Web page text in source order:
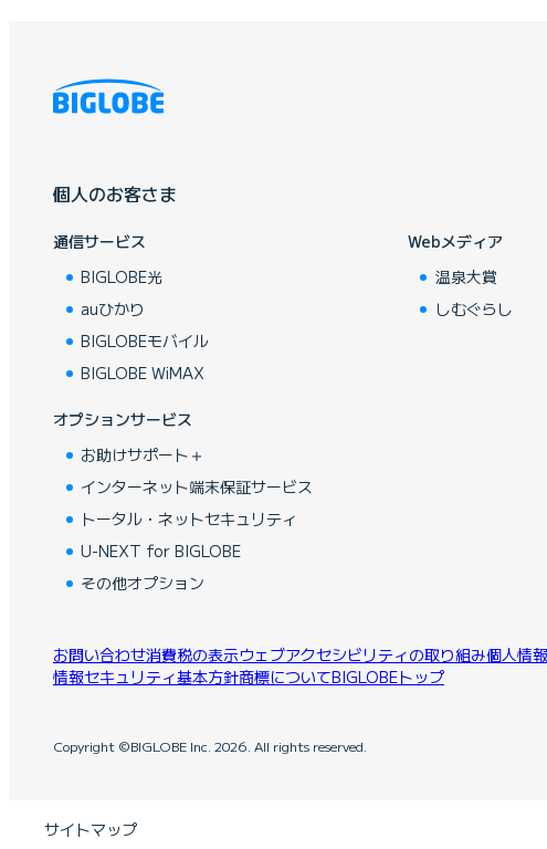
個人のお客さま
通信サービス
BIGLOBE光
auひかり
BIGLOBEモバイル
BIGLOBE WiMAX
オプションサービス
お助けサポート＋
インターネット端末保証サービス
トータル・ネットセキュリティ
U-NEXT for BIGLOBE
その他オプション
Webメディア
温泉大賞
しむぐらし
お問い合わせ消費税の表示ウェブアクセシビリティの取り組み個人情
情報セキュリティ基本方針商標についてBIGLOBEトップ
Copyright ©BIGLOBE Inc. 2026. All rights reserved.
サイトマップ